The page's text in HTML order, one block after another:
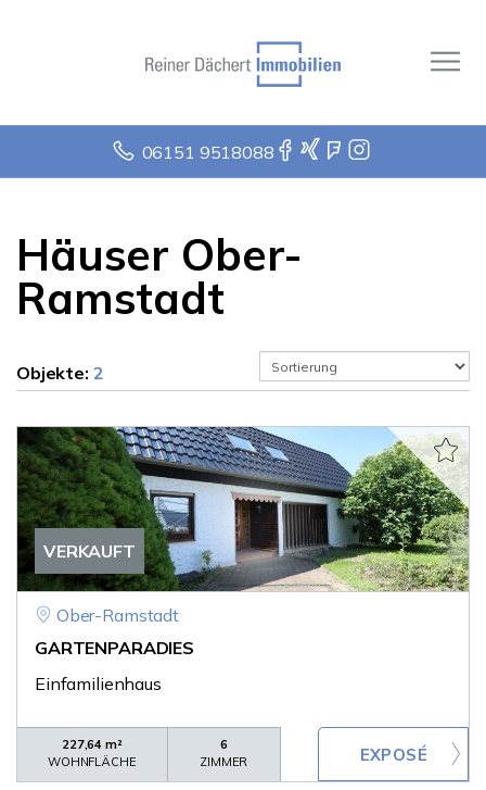
06151 9518088
Häuser Ober-
Ramstadt
Objekte: 2
VERKAUFT
Ober-Ramstadt
GARTENPARADIES
Einfamilienhaus
227,64 m²
WOHNFLÄCHE
6
ZIMMER